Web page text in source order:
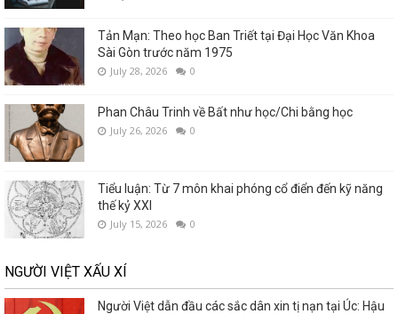
Tản Mạn: Theo học Ban Triết tại Đại Học Văn Khoa
Sài Gòn trước năm 1975
July 28, 2026 0
Phan Châu Trinh về Bất như học/Chi bằng học
July 26, 2026 0
Tiểu luận: Từ 7 môn khai phóng cổ điển đến kỹ năng
thế kỷ XXI
July 15, 2026 0
NGƯỜI VIỆT XẤU XÍ
Người Việt dẫn đầu các sắc dân xin tị nạn tại Úc: Hậu